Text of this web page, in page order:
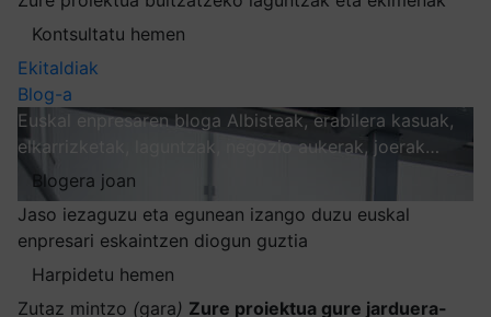
Kontsultatu hemen
Ekitaldiak
Blog-a
Euskal enpresaren bloga Albisteak, erabilera kasuak,
elkarrizketak, laguntzak, negozio aukerak, joerak…
Blogera joan
Jaso iezaguzu eta egunean izango duzu euskal
enpresari eskaintzen diogun guztia
Harpidetu hemen
Zutaz mintzo (gara) Zure proiektua gure jarduera-